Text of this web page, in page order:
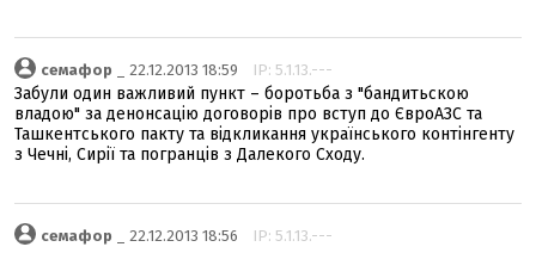
семафор _ 22.12.2013 18:59 IP: 5.1.13.---
Забули один важливий пункт – боротьба з "бандитьскою
владою" за денонсацію договорів про вступ до ЄвроАЗС та
Ташкентського пакту та відкликання українського контінгенту
з Чечні, Сирії та погранців з Далекого Сходу.
семафор _ 22.12.2013 18:56 IP: 5.1.13.---